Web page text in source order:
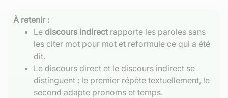
À retenir :
Le discours indirectrapporte les paroles sans
les citer mot pour mot et reformule ce qui a été
dit.
Le discours direct et le discours indirect se
distinguent : le premier répète textuellement, le
second adapte pronoms et temps.